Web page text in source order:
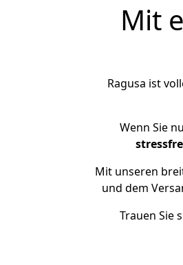
Mit
Ragusa ist
Wenn Sie
Mit unseren
und dem
Trauen Sie